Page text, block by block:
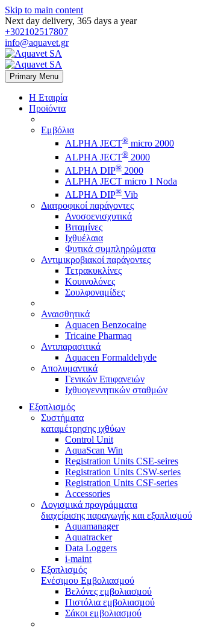
Skip to main content
Next day delivery, 365 days a year
+302102517807
info@aquavet.gr
Primary Menu
Η Εταιρία
Προϊόντα
Εμβόλια
ALPHA JECT® micro 2000
ALPHA JECT® 2000
ALPHA DIP® 2000
ALPHA JECT micro 1 Νoda
ALPHA DIP® Vib
Διατροφικοί παράγοντες
Ανοσοενισχυτικά
Βιταμίνες
Ιχθυέλαια
Φυτικά συμπληρώματα
Αντιμικροβιακοί παράγοντες
Τετρακυκλίνες
Κουινολόνες
Σουλφοναμίδες
Αναισθητικά
Aquacen Benzocaine
Tricaine Pharmaq
Αντιπαρασιτικά
Aquacen Formaldehyde
Απολυμαντικά
Γενικών Επιφανειών
Ιχθυογεννητικών σταθμών
Εξοπλισμός
Συστήματα
καταμέτρησης ιχθύων
Control Unit
AquaScan Win
Registration Units CSE-seires
Registration Units CSW-series
Registration Units CSF-series
Accessories
Λογισμικά προγράμματα
διαχείρισης παραγωγής και εξοπλισμού
Aquamanager
Aquatracker
Data Loggers
i-maint
Εξοπλισμός
Ενέσιμου Εμβολιασμού
Βελόνες εμβολιασμού
Πιστόλια εμβολιασμού
Σάκοι εμβολιασμού